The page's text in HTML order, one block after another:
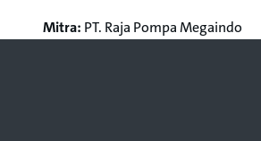
Mitra: PT. Raja Pompa Megaindo